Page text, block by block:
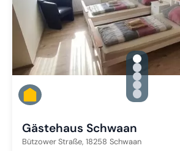
Zu Slide 1
Zu Slide
Zu Slide 3
Zu Slide 4
Zu Slide 5
Gästehaus Schwaan
Bützower Straße, 18258 Schwaan